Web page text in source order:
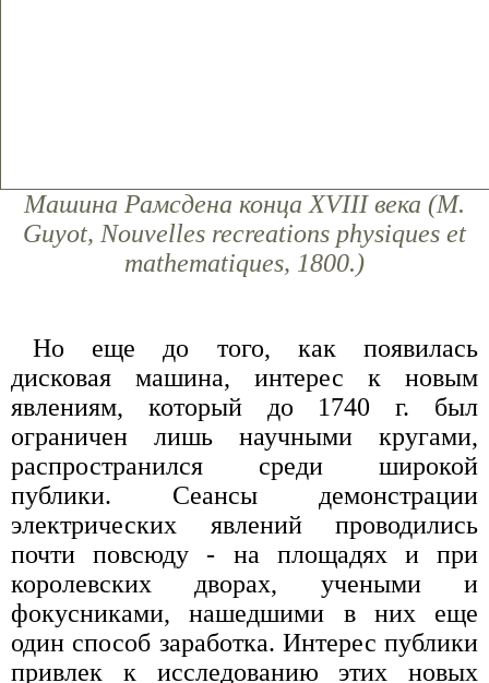
Машина Рамсдена конца XVIII века (М.
Guуоt, Nouvelles recreations physiques et
mathematiques, 1800.)
Но еще до того, как появилась
дисковая машина, интерес к новым
явлениям, который до 1740 г. был
ограничен лишь научными кругами,
распространился среди широкой
публики. Сеансы демонстрации
электрических явлений проводились
почти повсюду - на площадях и при
королевских дворах, учеными и
фокусниками, нашедшими в них еще
один способ заработка. Интерес публики
привлек к исследованию этих новых